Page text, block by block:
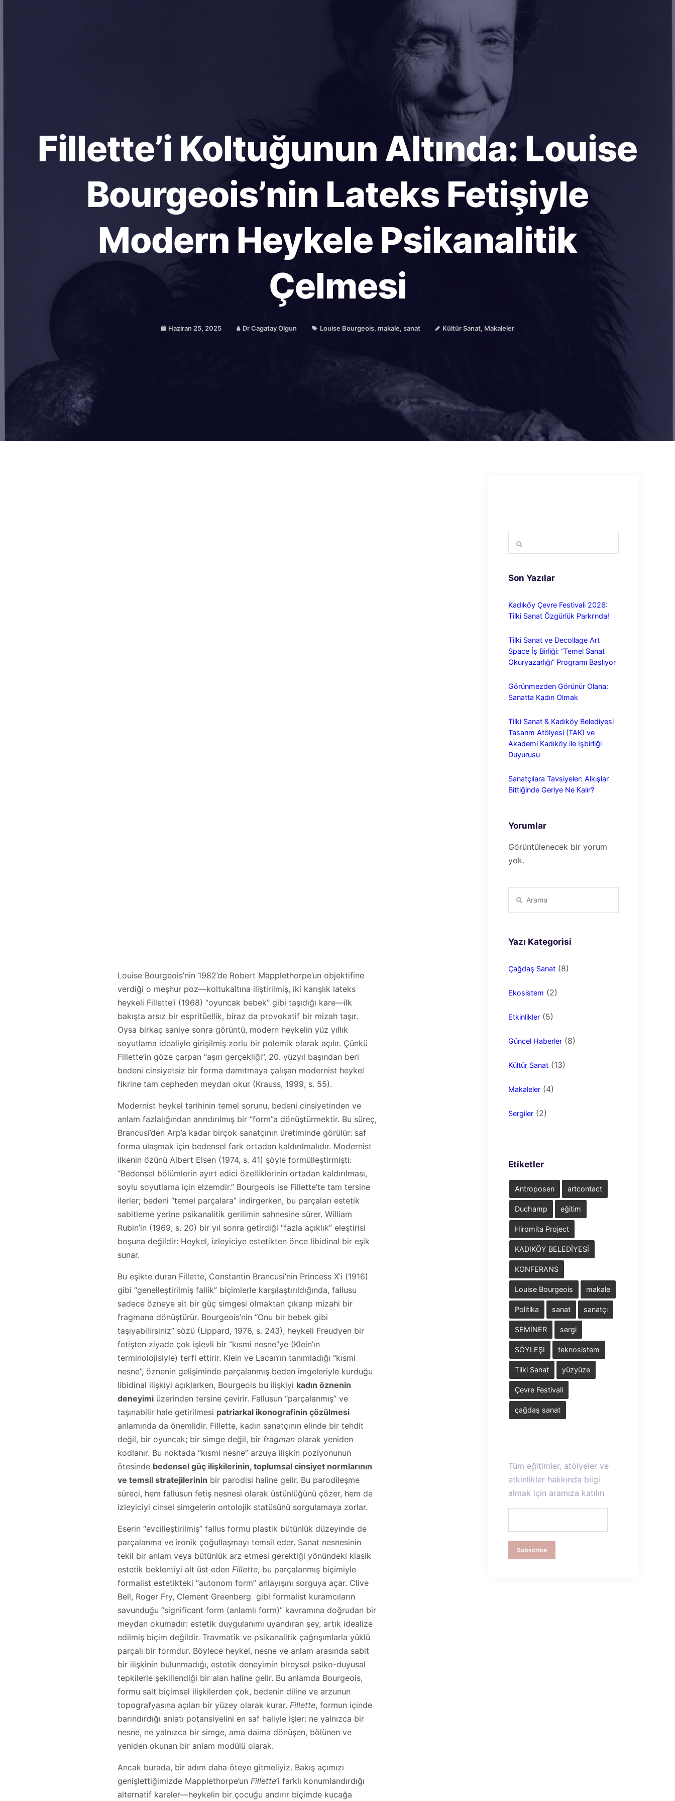
Fillette’i Koltuğunun Altında: Louise
Bourgeois’nin Lateks Fetişiyle
Modern Heykele Psikanalitik
Çelmesi
Haziran 25, 2025 Dr Cagatay Olgun Louise Bourgeois, makale, sanat Kültür Sanat, Makaleler
Louise Bourgeois’nin 1982’de Robert Mapplethorpe’un objektifine
verdiği o meşhur poz—koltukaltına iliştirilmiş, iki karışlık lateks
heykeli Fillette’i (1968) “oyuncak bebek” gibi taşıdığı kare—ilk
bakışta arsız bir espritüellik, biraz da provokatif bir mizah taşır.
Oysa birkaç saniye sonra görüntü, modern heykelin yüz yıllık
soyutlama idealiyle girişilmiş zorlu bir polemik olarak açılır. Çünkü
Fillette’in göze çarpan “aşırı gerçekliği”, 20. yüzyıl başından beri
bedeni cinsiyetsiz bir forma damıtmaya çalışan modernist heykel
fikrine tam cepheden meydan okur (Krauss, 1999, s. 55).
Modernist heykel tarihinin temel sorunu, bedeni cinsiyetinden ve
anlam fazlalığından arındırılmış bir “form”a dönüştürmektir. Bu süreç,
Brancusi’den Arp’a kadar birçok sanatçının üretiminde görülür: saf
forma ulaşmak için bedensel fark ortadan kaldırılmalıdır. Modernist
ilkenin özünü Albert Elsen (1974, s. 41) şöyle formülleştirmişti:
“Bedensel bölümlerin ayırt edici özelliklerinin ortadan kaldırılması,
soylu soyutlama için elzemdir.” Bourgeois ise Fillette’te tam tersine
ilerler; bedeni “temel parçalara” indirgerken, bu parçaları estetik
sabitleme yerine psikanalitik gerilimin sahnesine sürer. William
Rubin’in (1969, s. 20) bir yıl sonra getirdiği “fazla açıklık” eleştirisi
boşuna değildir: Heykel, izleyiciye estetikten önce libidinal bir eşik
sunar.
Bu eşikte duran Fillette, Constantin Brancusi’nin Princess X’i (1916)
gibi “genelleştirilmiş fallik” biçimlerle karşılaştırıldığında, fallusu
sadece özneye ait bir güç simgesi olmaktan çıkarıp mizahi bir
fragmana dönüştürür. Bourgeois’nin “Onu bir bebek gibi
taşıyabilirsiniz” sözü (Lippard, 1976, s. 243), heykeli Freudyen bir
fetişten ziyade çok işlevli bir “kısmi nesne”ye (Klein’ın
terminolojisiyle) terfi ettirir. Klein ve Lacan’ın tanımladığı “kısmi
nesne”, öznenin gelişiminde parçalanmış beden imgeleriyle kurduğu
libidinal ilişkiyi açıklarken, Bourgeois bu ilişkiyi kadın öznenin
deneyimi üzerinden tersine çevirir. Fallusun “parçalanmış” ve
taşınabilir hale getirilmesi patriarkal ikonografinin çözülmesi
anlamında da önemlidir. Fillette, kadın sanatçının elinde bir tehdit
değil, bir oyuncak; bir simge değil, bir fragman olarak yeniden
kodlanır. Bu noktada “kısmi nesne” arzuya ilişkin poziyonunun
ötesinde bedensel güç ilişkilerinin, toplumsal cinsiyet normlarının
ve temsil stratejilerinin bir parodisi haline gelir. Bu parodileşme
süreci, hem fallusun fetiş nesnesi olarak üstünlüğünü çözer, hem de
izleyiciyi cinsel simgelerin ontolojik statüsünü sorgulamaya zorlar.
Eserin “evcilleştirilmiş” fallus formu plastik bütünlük düzeyinde de
parçalanma ve ironik çoğullaşmayı temsil eder. Sanat nesnesinin
tekil bir anlam veya bütünlük arz etmesi gerektiği yönündeki klasik
estetik beklentiyi alt üst eden Fillette, bu parçalanmış biçimiyle
formalist estetikteki “autonom form” anlayışını sorguya açar. Clive
Bell, Roger Fry, Clement Greenberg gibi formalist kuramcıların
savunduğu “significant form (anlamlı form)” kavramına doğrudan bir
meydan okumadır: estetik duygulanımı uyandıran şey, artık idealize
edilmiş biçim değildir. Travmatik ve psikanalitik çağrışımlarla yüklü
parçalı bir formdur. Böylece heykel, nesne ve anlam arasında sabit
bir ilişkinin bulunmadığı, estetik deneyimin bireysel psiko-duyusal
tepkilerle şekillendiği bir alan haline gelir. Bu anlamda Bourgeois,
formu salt biçimsel ilişkilerden çok, bedenin diline ve arzunun
topografyasına açılan bir yüzey olarak kurar. Fillette, formun içinde
barındırdığı anlatı potansiyelini en saf haliyle işler: ne yalnızca bir
nesne, ne yalnızca bir simge, ama daima dönüşen, bölünen ve
yeniden okunan bir anlam modülü olarak.
Ancak burada, bir adım daha öteye gitmeliyiz. Bakış açımızı
genişlettiğimizde Mapplethorpe’un Fillette’i farklı konumlandırdığı
alternatif kareler—heykelin bir çocuğu andırır biçimde kucağa
Son Yazılar
Kadıköy Çevre Festivali 2026:
Tilki Sanat Özgürlük Parkı’nda!
Tilki Sanat ve Decollage Art
Space İş Birliği: “Temel Sanat
Okuryazarlığı” Programı Başlıyor
Görünmezden Görünür Olana:
Sanatta Kadın Olmak
Tilki Sanat & Kadıköy Belediyesi
Tasarım Atölyesi (TAK) ve
Akademi Kadıköy ile İşbirliği
Duyurusu
Sanatçılara Tavsiyeler: Alkışlar
Bittiğinde Geriye Ne Kalır?
Yorumlar
Görüntülenecek bir yorum
yok.
Yazı Kategorisi
Çağdaş Sanat (8)
Ekosistem (2)
Etkinlikler (5)
Güncel Haberler (8)
Kültür Sanat (13)
Makaleler (4)
Sergiler (2)
Etiketler
Antroposen artcontact
Duchamp eğitim
Hiromita Project
KADIKÖY BELEDİYESİ
KONFERANS
Louise Bourgeois makale
Politika sanat sanatçı
SEMİNER sergi
SÖYLEŞİ teknosistem
Tilki Sanat yüzyüze
Çevre Festivali
çağdaş sanat
Tüm eğitimler, atölyeler ve
etkinlikler hakkında bilgi
almak için aramıza katılın